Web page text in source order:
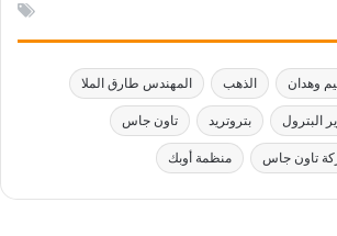
وهدان الذهب المهندس طارق الملا
البترول بتروتريد تاون جاس
تاون جاس منظمة أوبك